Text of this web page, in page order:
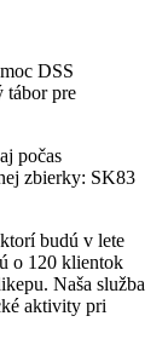
DSS
tábor pre
počas
zbierky: SK83
budú v lete
o 120 klientok
Naša služba
aktivity pri